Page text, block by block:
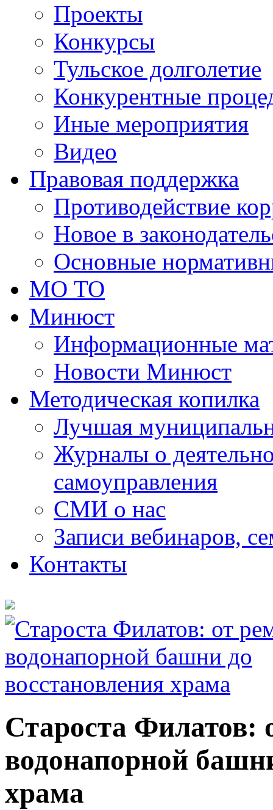
Проекты
Конкурсы
Тульское долголетие
Конкурентные
Иные мероприятия
Видео
Правовая поддержка
Противодействие
Новое в
Основные
МО ТО
Минюст
Информационные
Новости Минюст
Методическая копилка
Лучшая
Журналы о
самоуправления
СМИ о нас
Записи вебинаров,
Контакты
Староста Филатов:
водонапорной
храма